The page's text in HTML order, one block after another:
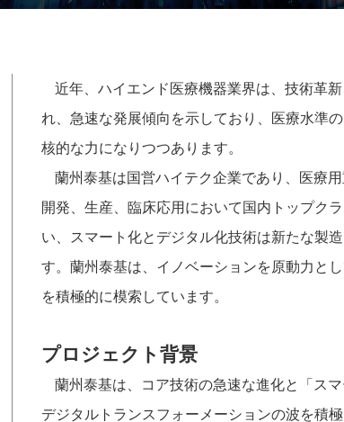
近年、ハイエンド医療機器業界は、技術革
れ、急速な発展傾向を示しており、医療水準
核的な力になりつつあります。
蘭州泰基は国営ハイテク企業であり、医療
開発、生産、臨床応用において国内トップク
い、スマート化とデジタル化技術は新たな製造
す。蘭州泰基は、イノベーションを原動力と
を積極的に模索しています。
プロジェクト背景
蘭州泰基は、コア技術の急速な進化と「スマ
デジタルトランスフォーメーションの波を積極